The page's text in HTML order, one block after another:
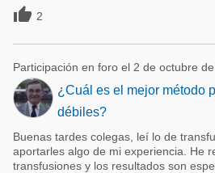
 2
Participación en foro el 2 de octubre
¿Cuál es el mejor método
débiles?
Buenas tardes colegas, leí lo de
aportarles algo de mi experiencia. He
transfusiones y los resultados son